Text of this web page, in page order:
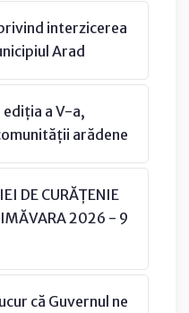
interzicerea
Arad
ediția a V-a,
arădene
DE CURĂȚENIE
2026 - 9
că Guvernul ne